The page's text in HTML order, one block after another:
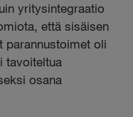
yritysintegraatio
että sisäisen
parannustoimet oli
tavoiteltua
osana